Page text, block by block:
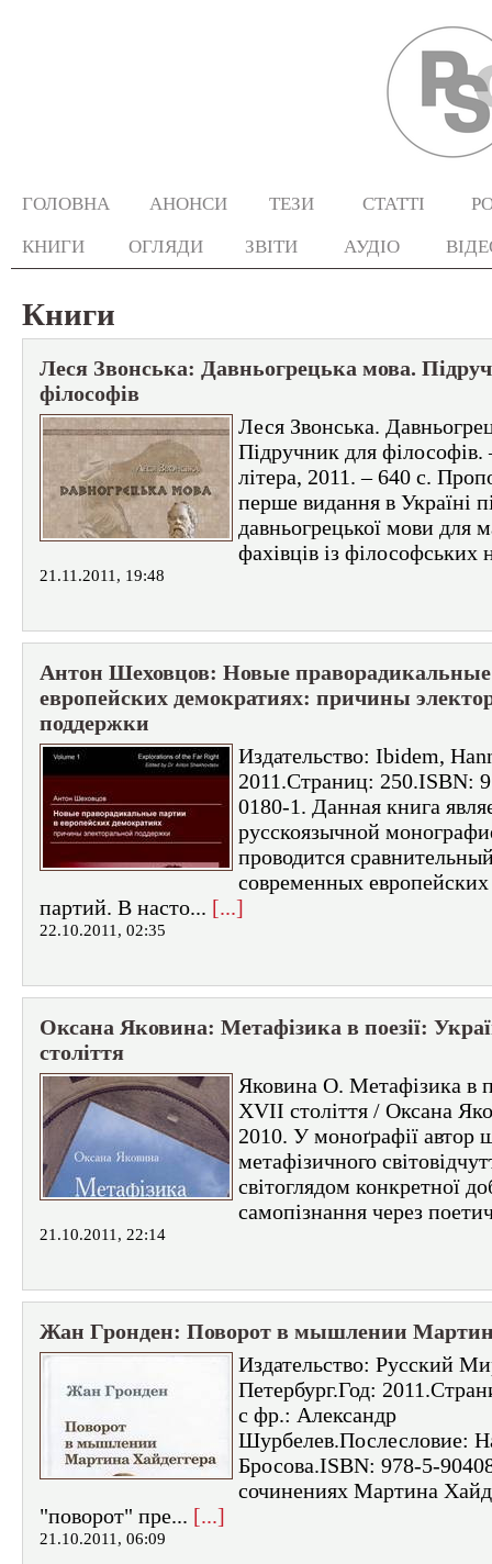
ГОЛОВНА АНОНСИ ТЕЗИ СТАТТІ
КНИГИ ОГЛЯДИ ЗВІТИ АУДІО
Книги
Леся Звонська: Давньогрецька мова.
філософів
Леся Звонська.
Підручник для
літера, 2011. – 640 с.
перше видання в Україні
давньогрецької мови для
фахівців із філософських
21.11.2011, 19:48
Антон Шеховцов: Новые
европейских демократиях: причины
поддержки
Издательство: Ibidem,
2011.Страниц: 250.ISBN:
0180-1. Данная книга
русскоязычной
проводится
современных
партий. В насто... [...]
22.10.2011, 02:35
Оксана Яковина: Метафізика в поезії:
століття
Яковина О. Метафізика в
ХVІІ століття / Оксана
2010. У моноґрафії автор
метафізичного
світоглядом конкретної
самопізнання через
21.10.2011, 22:14
Жан Гронден: Поворот в мышлении
Издательство: Русский
Петербург.Год:
с фр.: Александр
Шурбелев.Послесловие:
Бросова.ISBN: 978-5-
сочинениях Мартина
"поворот" пре... [...]
21.10.2011, 06:09